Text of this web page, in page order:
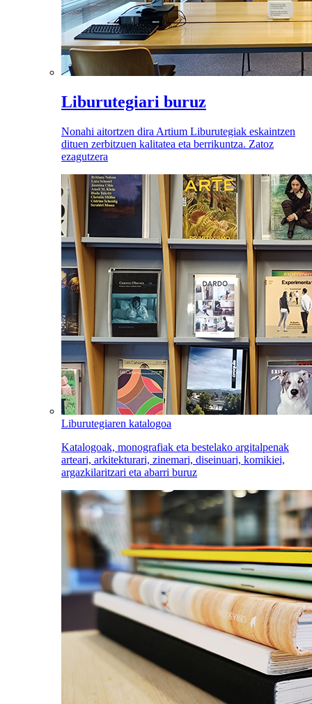
Liburutegiari buruz
Nonahi aitortzen dira Artium Liburutegiak eskaintzen
dituen zerbitzuen kalitatea eta berrikuntza. Zatoz
ezagutzera
Liburutegiaren katalogoa
Katalogoak, monografiak eta bestelako argitalpenak
arteari, arkitekturari, zinemari, diseinuari, komikiei,
argazkilaritzari eta abarri buruz